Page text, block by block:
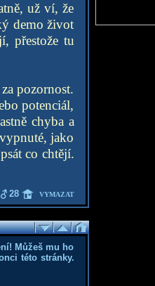
už ví, že
demo život
přestože tu
pozornost.
potenciál,
chyba a
jako
co chtějí.
28 VYMAZAT
Můžeš mu ho
této stránky.